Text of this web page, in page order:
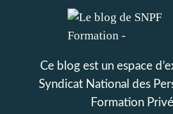
Ce blog est un espace
Syndicat National des
Formation